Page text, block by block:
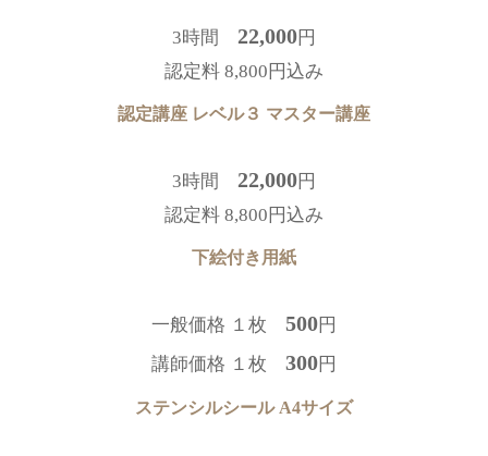
3時間 22,000円
認定料 8,800円込み
認定講座 レベル３ マスター講座
3時間 22,000円
認定料 8,800円込み
下絵付き用紙
一般価格 １枚 500円
講師価格 １枚 300円
ステンシルシール A4サイズ